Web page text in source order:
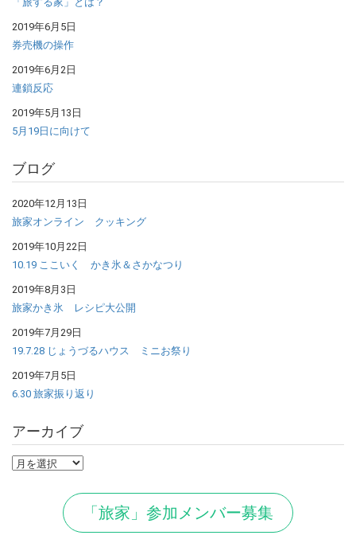
2019年6月5日
券売機の操作
2019年6月2日
連鎖反応
2019年5月13日
5月19日に向けて
ブログ
2020年12月13日
旅家オンライン クッキング
2019年10月22日
10.19 ここいく かき氷＆さかなつり
2019年8月3日
旅家かき氷 レシピ大公開
2019年7月29日
19.7.28 じょうづるハウス ミニお祭り
2019年7月5日
6.30 旅家振り返り
アーカイブ
ア
「旅家」参加メンバー募集